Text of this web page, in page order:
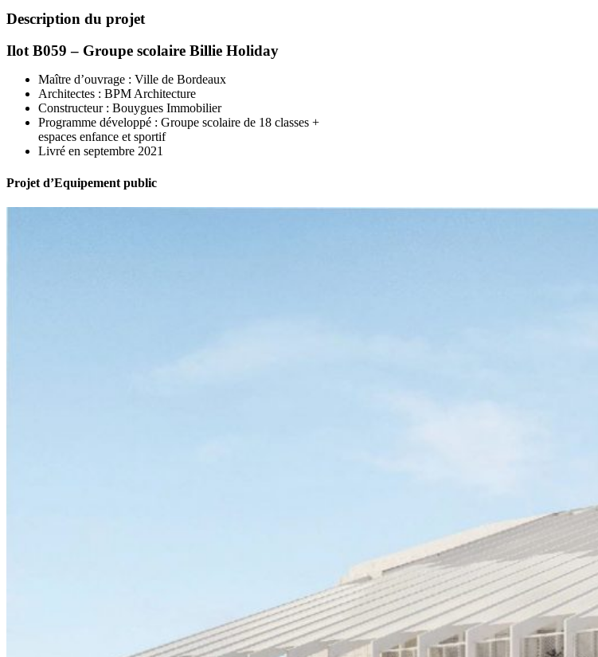
Description du projet
Ilot B059 – Groupe scolaire Billie Holiday
Maître d’ouvrage : Ville de Bordeaux
Architectes : BPM Architecture
Constructeur : Bouygues Immobilier
Programme développé : Groupe scolaire de 18 classes +
espaces enfance et sportif
Livré en septembre 2021
Projet d’Equipement public